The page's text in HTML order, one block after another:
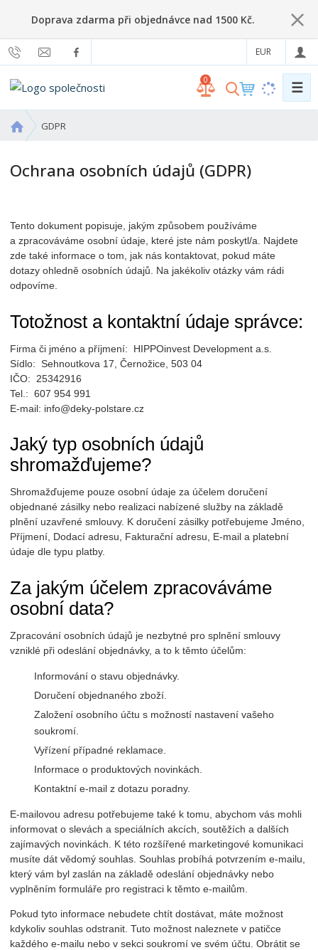
Doprava zdarma při objednávce nad 1500 Kč.
EUR
V
d
0 ☰
v
d
r
n
GDPR
Ochrana osobních údajů (GDPR)
Tento dokument popisuje, jakým způsobem používáme
a zpracováváme osobní údaje, které jste nám poskytl/a. Najdete
zde také informace o tom, jak nás kontaktovat, pokud máte
dotazy ohledně osobních údajů. Na jakékoliv otázky vám rádi
odpovíme.
Totožnost a kontaktní údaje správce:
Firma či jméno a příjmení: HIPPOinvest Development a.s.
Sídlo: Sehnoutkova 17, Černožice, 503 04
IČO: 25342916
Tel.: 607 954 991
E-mail: info@deky-polstare.cz
Jaký typ osobních údajů
shromažďujeme?
Shromažďujeme pouze osobní údaje za účelem doručení
objednané zásilky nebo realizaci nabízené služby na základě
plnění uzavřené smlouvy. K doručení zásilky potřebujeme Jméno,
Příjmení, Dodací adresu, Fakturační adresu, E-mail a platební
údaje dle typu platby.
Za jakým účelem zpracováváme
osobní data?
Zpracování osobních údajů je nezbytné pro splnění smlouvy
vzniklé při odeslání objednávky, a to k těmto účelům:
Informování o stavu objednávky.
Doručení objednaného zboží.
Založení osobního účtu s možností nastavení vašeho
soukromí.
Vyřízení případné reklamace.
Informace o produktových novinkách.
Kontaktní e-mail z dotazu poradny.
E-mailovou adresu potřebujeme také k tomu, abychom vás mohli
informovat o slevách a speciálních akcích, soutěžích a dalších
zajímavých novinkách. K této rozšířené marketingové komunikaci
musíte dát vědomý souhlas. Souhlas probíhá potvrzením e-mailu,
který vám byl zaslán na základě odeslání objednávky nebo
vyplněním formuláře pro registraci k těmto e-mailům.
Pokud tyto informace nebudete chtít dostávat, máte možnost
kdykoliv souhlas odstranit. Tuto možnost naleznete v patičce
každého e-mailu nebo v sekci soukromí ve svém účtu. Obrátit se